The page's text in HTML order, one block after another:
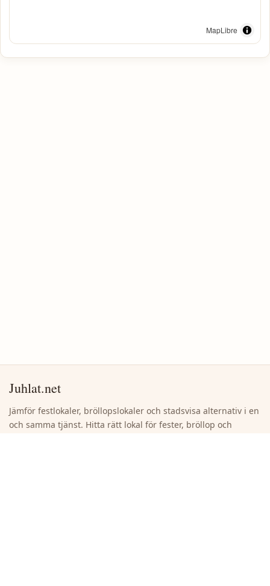
MapLibre
Juhlat.net
Jämför festlokaler, bröllopslokaler och stadsvisa alternativ i en
och samma tjänst. Hitta rätt lokal för fester, bröllop och